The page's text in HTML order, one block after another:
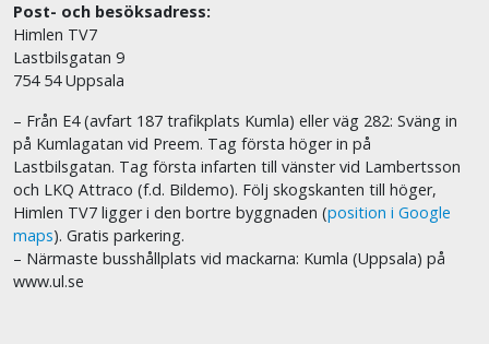
Post- och besöksadress:
Himlen TV7
Lastbilsgatan 9
754 54 Uppsala
– Från E4 (avfart 187 trafikplats Kumla) eller väg 282: Sväng in
på Kumlagatan vid Preem. Tag första höger in på
Lastbilsgatan. Tag första infarten till vänster vid Lambertsson
och LKQ Attraco (f.d. Bildemo). Följ skogskanten till höger,
Himlen TV7 ligger i den bortre byggnaden (position i Google
maps). Gratis parkering.
– Närmaste busshållplats vid mackarna: Kumla (Uppsala) på
www.ul.se